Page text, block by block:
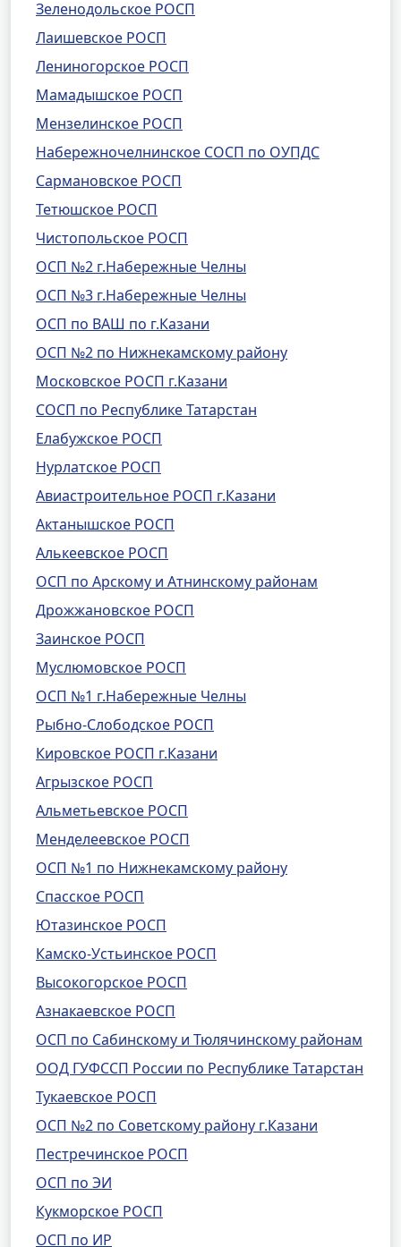
Зеленодольское РОСП
Лаишевское РОСП
Лениногорское РОСП
Мамадышское РОСП
Мензелинское РОСП
Набережночелнинское СОСП по ОУПДС
Сармановское РОСП
Тетюшское РОСП
Чистопольское РОСП
ОСП №2 г.Набережные Челны
ОСП №3 г.Набережные Челны
ОСП по ВАШ по г.Казани
ОСП №2 по Нижнекамскому району
Московское РОСП г.Казани
СОСП по Республике Татарстан
Елабужское РОСП
Нурлатское РОСП
Авиастроительное РОСП г.Казани
Актанышское РОСП
Алькеевское РОСП
ОСП по Арскому и Атнинскому районам
Дрожжановское РОСП
Заинское РОСП
Муслюмовское РОСП
ОСП №1 г.Набережные Челны
Рыбно-Слободское РОСП
Кировское РОСП г.Казани
Агрызское РОСП
Альметьевское РОСП
Менделеевское РОСП
ОСП №1 по Нижнекамскому району
Спасское РОСП
Ютазинское РОСП
Камско-Устьинское РОСП
Высокогорское РОСП
Азнакаевское РОСП
ОСП по Сабинскому и Тюлячинскому районам
ООД ГУФССП России по Республике Татарстан
Тукаевское РОСП
ОСП №2 по Советскому району г.Казани
Пестречинское РОСП
ОСП по ЭИ
Кукморское РОСП
ОСП по ИР